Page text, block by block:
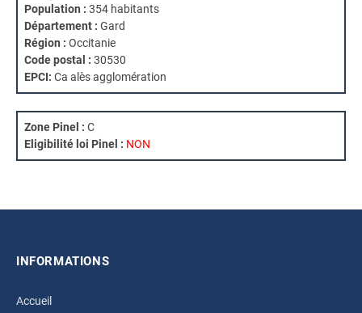
Population : 354 habitants
Département : Gard
Région : Occitanie
Code postal : 30530
EPCI: Ca alès agglomération
Zone Pinel : C
Eligibilité loi Pinel : NON
INFORMATIONS
Accueil